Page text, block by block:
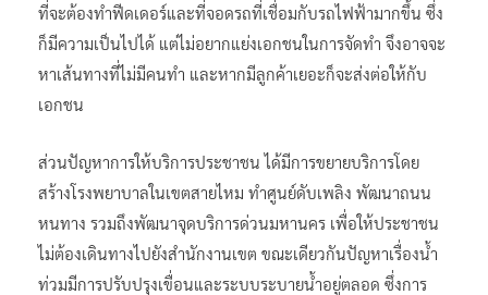
ที่จะต้องทำฟีดเดอร์และที่จอดรถที่เชื่อมกับรถไฟฟ้ามากขึ้น ซึ่ง
ก็มีความเป็นไปได้ แต่ไม่อยากแย่งเอกชนในการจัดทำ จึงอาจจะ
หาเส้นทางที่ไม่มีคนทำ และหากมีลูกค้าเยอะก็จะส่งต่อให้กับ
เอกชน
ส่วนปัญหาการให้บริการประชาชน ได้มีการขยายบริการโดย
สร้างโรงพยาบาลในเขตสายไหม ทำศูนย์ดับเพลิง พัฒนาถนน
หนทาง รวมถึงพัฒนาจุดบริการด่วนมหานคร เพื่อให้ประชาชน
ไม่ต้องเดินทางไปยังสำนักงานเขต ขณะเดียวกันปัญหาเรื่องน้ำ
ท่วมมีการปรับปรุงเขื่อนและระบบระบายน้ำอยู่ตลอด ซึ่งการ